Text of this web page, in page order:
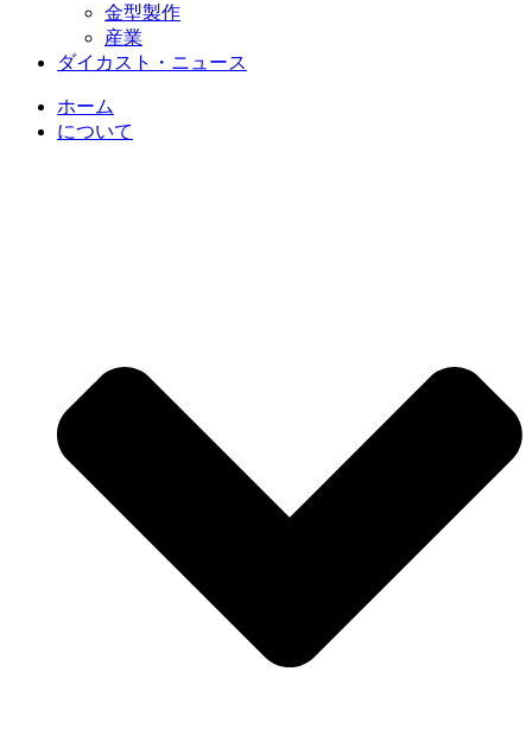
金型製作
産業
ダイカスト・ニュース
ホーム
について